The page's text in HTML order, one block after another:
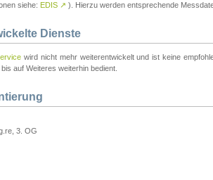
siehe: EDIS ↗ ). Hierzu werden entsprechende
Dienste
wird nicht mehr weiterentwickelt und ist keine
auf Weiteres weiterhin bedient.
3. OG